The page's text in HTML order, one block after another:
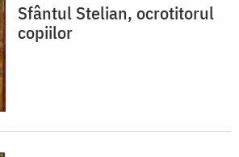
Sfântul Stelian, ocrotitorul
copiilor